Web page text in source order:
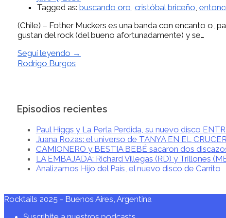
Tagged as:buscando oro,cristóbal briceño,
(Chile) – Fother Muckers es una banda con encanto o,
gustan del rock (del bueno afortunadamente) y se…
Seguí leyendo →
Rodrigo Burgos
Episodios recientes
Paul Higgs y La Perla Perdida, su nuevo disco
Juana Rozas: el universo de TANYA EN EL
CAMIONERO y BESTIA BEBÉ sacaron dos
LA EMBAJADA: Richard Villegas (RD) y Trillones
Analizamos Hijo del País, el nuevo disco de Carrito
Rocktails 2025 - Buenos Aires, Argentina